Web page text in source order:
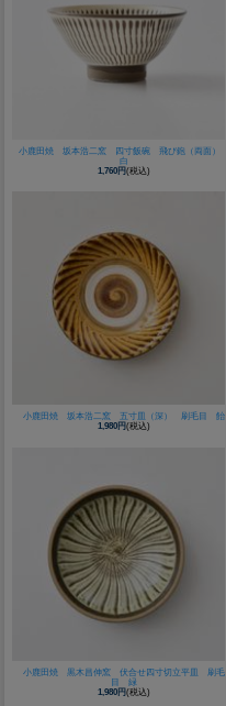
小鹿田焼 坂本浩二窯 四寸飯碗 飛び鉋（両面）
白
1,760円(税込)
小鹿田焼 坂本浩二窯 五寸皿（深） 刷毛目 飴
1,980円(税込)
小鹿田焼 黒木昌伸窯 伏合せ四寸切立平皿 刷毛
目 緑
1,980円(税込)